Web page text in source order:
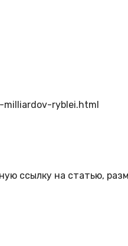
ryblei.html
ссылку на статью,